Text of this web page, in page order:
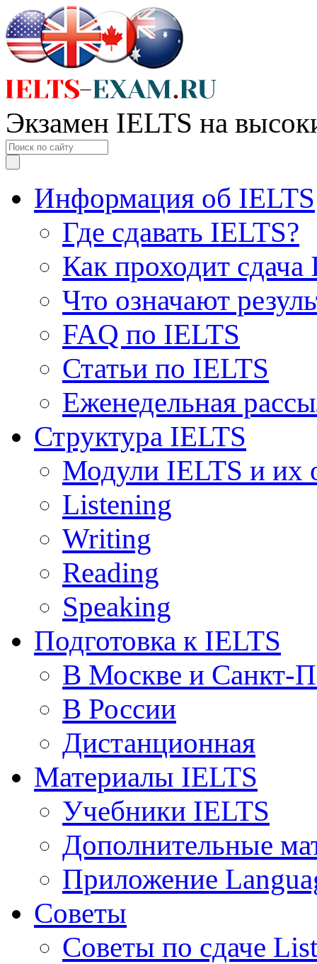
Экзамен IELTS на
Информация об IELTS
Где сдавать IELTS?
Как проходит сдача
Что означают
FAQ по IELTS
Статьи по IELTS
Еженедельная
Структура IELTS
Модули IELTS и их
Listening
Writing
Reading
Speaking
Подготовка к IELTS
В Москве и Санкт-
В России
Дистанционная
Материалы IELTS
Учебники IELTS
Дополнительные
Приложение
Советы
Советы по сдаче